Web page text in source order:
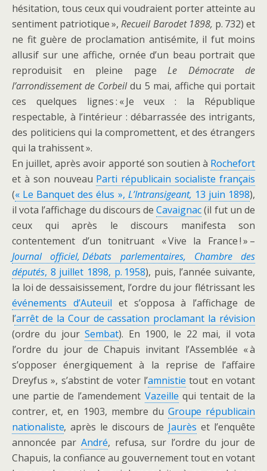
hésitation, tous ceux qui voudraient porter atteinte au
sentiment patriotique »,Recueil Barodet 1898, p. 732) et
ne fit guère de proclamation antisémite, il fut moins
allusif sur une affiche, ornée d’un beau portrait que
reproduisit en pleine page Le Démocrate de
l’arrondissement de Corbeildu 5 mai, affiche qui portait
ces quelques lignes : « Je veux : la République
respectable, à l’intérieur : débarrassée des intrigants,
des politiciens qui la compromettent, et des étrangers
qui la trahissent ».
En juillet, après avoir apporté son soutien à Rochefort
et à son nouveau Parti républicain socialiste français
(« Le Banquet des élus », L’Intransigeant, 13 juin 1898),
il vota l’affichage du discours deCavaignac(il fut un de
ceux qui après le discours manifesta son
contentement d’un tonitruant « Vive la France ! » –
Journal officiel, Débats parlementaires, Chambre des
députés, 8 juillet 1898, p. 1958), puis, l’année suivante,
la loi de dessaisissement, l’ordre du jour flétrissant les
événements d’Auteuil et s’opposa à l’affichage de
l’arrêt de la Cour de cassation proclamant la révision
(ordre du jourSembat). En 1900, le 22 mai, il vota
l’ordre du jour de Chapuis invitant l’Assemblée « à
s’opposer énergiquement à la reprise de l’affaire
Dreyfus », s’abstint de voter l’amnistie tout en votant
une partie de l’amendement Vazeille qui tentait de la
contrer, et, en 1903, membre duGroupe républicain
nationaliste, après le discours de Jaurès et l’enquête
annoncée par André, refusa, sur l’ordre du jour de
Chapuis, la confiance au gouvernement tout en votant